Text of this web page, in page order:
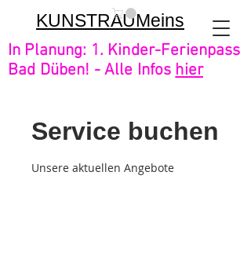
KUNSTRAUMeins
In Planung: 1. Kinder-Ferienpass
Bad Düben! - Alle Infos hier
Service buchen
Unsere aktuellen Angebote